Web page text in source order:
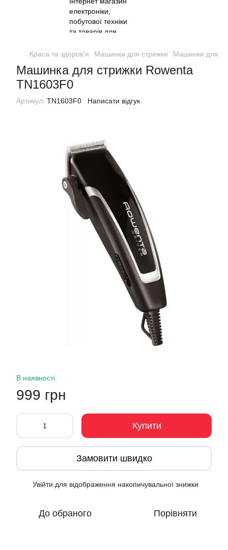
Краса та здоров'я Машинки для стрижки Машинки для
Машинка для стрижки Rowenta
TN1603F0
Артикул: TN1603F0 Написати відгук
В наявності
999 грн
Купити
Замовити швидко
Увійти для відображення накопичувальної знижки
До обраного Порівняти